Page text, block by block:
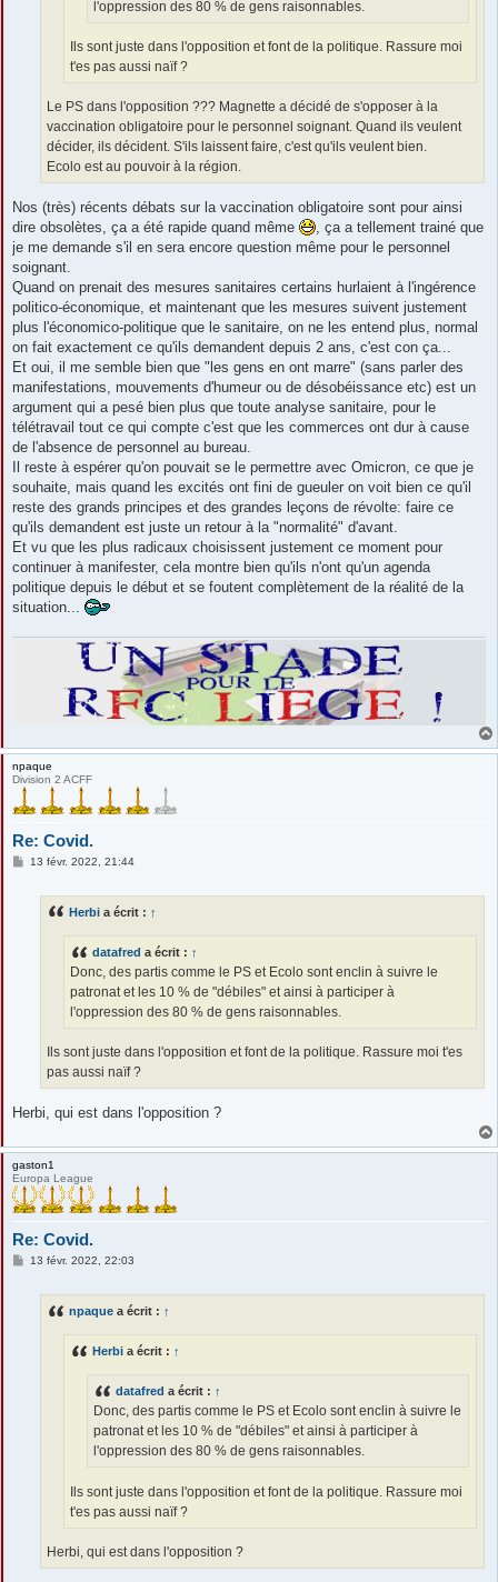
l'oppression des 80 % de gens raisonnables.
Ils sont juste dans l'opposition et font de la politique. Rassure moi
t'es pas aussi naïf ?
Le PS dans l'opposition ??? Magnette a décidé de s'opposer à la
vaccination obligatoire pour le personnel soignant. Quand ils veulent
décider, ils décident. S'ils laissent faire, c'est qu'ils veulent bien.
Ecolo est au pouvoir à la région.
Nos (très) récents débats sur la vaccination obligatoire sont pour ainsi
dire obsolètes, ça a été rapide quand même
, ça a tellement trainé que
je me demande s'il en sera encore question même pour le personnel
soignant.
Quand on prenait des mesures sanitaires certains hurlaient à l'ingérence
politico-économique, et maintenant que les mesures suivent justement
plus l'économico-politique que le sanitaire, on ne les entend plus, normal
on fait exactement ce qu'ils demandent depuis 2 ans, c'est con ça...
Et oui, il me semble bien que "les gens en ont marre" (sans parler des
manifestations, mouvements d'humeur ou de désobéissance etc) est un
argument qui a pesé bien plus que toute analyse sanitaire, pour le
télétravail tout ce qui compte c'est que les commerces ont dur à cause
de l'absence de personnel au bureau.
Il reste à espérer qu'on pouvait se le permettre avec Omicron, ce que je
souhaite, mais quand les excités ont fini de gueuler on voit bien ce qu'il
reste des grands principes et des grandes leçons de révolte: faire ce
qu'ils demandent est juste un retour à la "normalité" d'avant.
Et vu que les plus radicaux choisissent justement ce moment pour
continuer à manifester, cela montre bien qu'ils n'ont qu'un agenda
politique depuis le début et se foutent complètement de la réalité de la
situation...
npaque
Division 2 ACFF
Re: Covid.
M
13 févr. 2022, 21:44
Herbi a écrit : ↑
datafred a écrit : ↑
Donc, des partis comme le PS et Ecolo sont enclin à suivre le
patronat et les 10 % de "débiles" et ainsi à participer à
l'oppression des 80 % de gens raisonnables.
Ils sont juste dans l'opposition et font de la politique. Rassure moi t'es
pas aussi naïf ?
Herbi, qui est dans l'opposition ?
gaston1
Europa League
Re: Covid.
M
13 févr. 2022, 22:03
npaque a écrit : ↑
Herbi a écrit : ↑
datafred a écrit : ↑
Donc, des partis comme le PS et Ecolo sont enclin à suivre le
patronat et les 10 % de "débiles" et ainsi à participer à
l'oppression des 80 % de gens raisonnables.
Ils sont juste dans l'opposition et font de la politique. Rassure moi
t'es pas aussi naïf ?
Herbi, qui est dans l'opposition ?